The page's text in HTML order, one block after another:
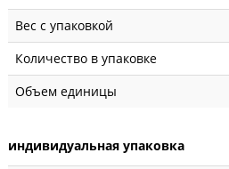
Вес с упаковкой
Количество в упаковке
Объем единицы
индивидуальная упаковка